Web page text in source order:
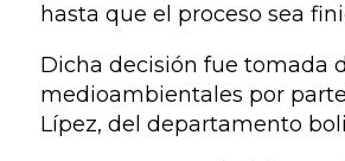
hasta que el proceso sea
Dicha decisión fue tomada
medioambientales por
Lípez, del departamento